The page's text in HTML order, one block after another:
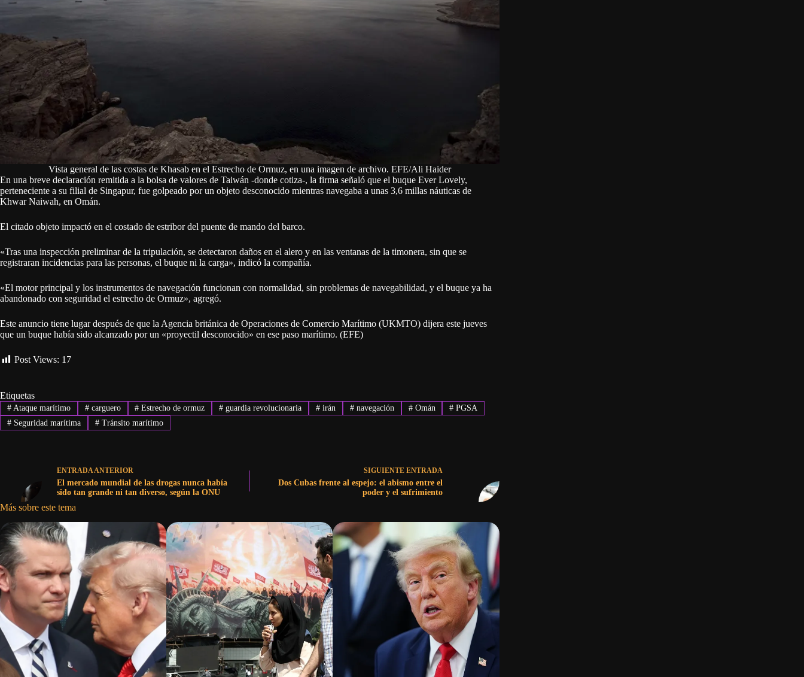
Vista general de las costas de Khasab en el Estrecho de Ormuz, en una imagen de archivo. EFE/Ali Haider
En una breve declaración remitida a la bolsa de valores de Taiwán -donde cotiza-, la firma señaló que el buque Ever Lovely,
perteneciente a su filial de Singapur, fue golpeado por un objeto desconocido mientras navegaba a unas 3,6 millas náuticas de
Khwar Naiwah, en Omán.
El citado objeto impactó en el costado de estribor del puente de mando del barco.
«Tras una inspección preliminar de la tripulación, se detectaron daños en el alero y en las ventanas de la timonera, sin que se
registraran incidencias para las personas, el buque ni la carga», indicó la compañía.
«El motor principal y los instrumentos de navegación funcionan con normalidad, sin problemas de navegabilidad, y el buque ya ha
abandonado con seguridad el estrecho de Ormuz», agregó.
Este anuncio tiene lugar después de que la Agencia británica de Operaciones de Comercio Marítimo (UKMTO) dijera este jueves
que un buque había sido alcanzado por un «proyectil desconocido» en ese paso marítimo. (EFE)
Post Views: 17
Etiquetas
#Ataque marítimo #carguero # Estrecho de ormuz # guardia revolucionaria # irán #navegación #Omán # PGSA
#Seguridad marítima #Tránsito marítimo
ENTRADAANTERIOR
El mercado mundial de las drogas nunca había
sido tan grande ni tan diverso, según la ONU
SIGUIENTE ENTRADA
Dos Cubas frente al espejo: el abismo entre el
poder y el sufrimiento
Más sobre este tema